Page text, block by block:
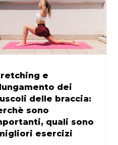
e
dei
delle braccia:
sono
quali sono
esercizi